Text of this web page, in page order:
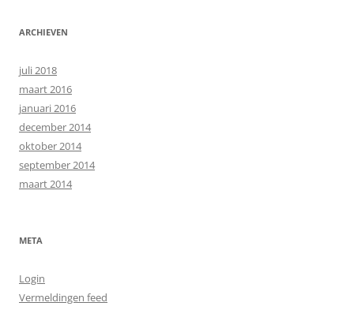
ARCHIEVEN
juli 2018
maart 2016
januari 2016
december 2014
oktober 2014
september 2014
maart 2014
META
Login
Vermeldingen feed